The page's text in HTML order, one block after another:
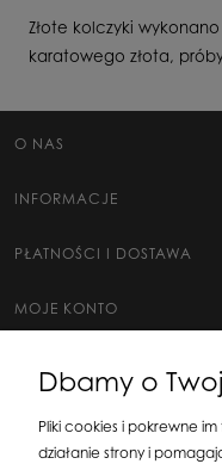
Złote kolczyki
karatowego złota,
O NAS
INFORMACJE
PŁATNOŚCI I DOSTAWA
MOJE KONTO
Dbamy o
Pliki cookies i pokrewne
działanie strony i